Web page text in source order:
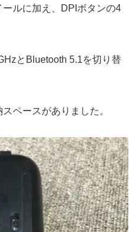
ルに加え、DPIボタンの4
とBluetooth 5.1を切り替
ペースがありました。